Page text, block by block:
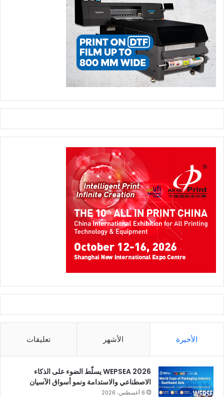
الأخيرة الأشهر تعليقات
WEPSEA 2026 يسلّط الضوء على الذكاء
الاصطناعي والاستدامة ونمو أسواق الآسيان
6 أغسطس، 2026